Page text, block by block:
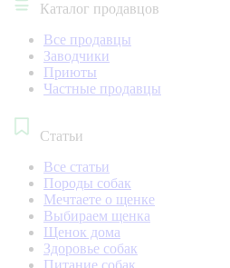
Каталог продавцов
Все продавцы
Заводчики
Приюты
Частные продавцы
Статьи
Все статьи
Породы собак
Мечтаете о щенке
Выбираем щенка
Щенок дома
Здоровье собак
Питание собак